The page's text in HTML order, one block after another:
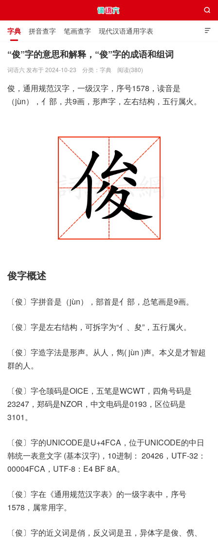

字典 拼音查字 笔画查字 现代汉语通用字表
通用规范汉字表 叠字大全 独体字大全 极简英语词典

“俊”字的意思和解释，“俊”字的成语和组词
词语六 发布于 2024-10-23 分类： 字典 阅读(380)
俊，通用规范汉字，一级汉字，序号1578，读音是
（jùn），亻部，共9画，形声字，左右结构，五行属火。
俊字概述
〔俊〕字拼音是（jùn），部首是亻部，总笔画是9画。
〔俊〕字是左右结构，可拆字为“亻、夋”，五行属火。
〔俊〕字造字法是形声。从人，雋( jùn )声。本义是才智超
群的人。
〔俊〕字仓颉码是OICE，五笔是WCWT，四角号码是
23247，郑码是NZOR，中文电码是0193，区位码是
3101。
〔俊〕字的UNICODE是U+4FCA，位于UNICODE的中日
韩统一表意文字 (基本汉字)，10进制： 20426，UTF-32：
00004FCA，UTF-8：E4 BF 8A。
〔俊〕字在《通用规范汉字表》的一级字表中，序号
1578，属常用字。
〔俊〕字的近义词是俏，反义词是丑，异体字是㑓、㑺、